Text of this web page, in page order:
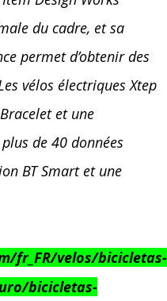
du cadre, et sa
permet d’obtenir des
vélos électriques Xtep
et une
de 40 données
BT Smart et une
fr_FR/velos/bicicletas-
bicicletas-